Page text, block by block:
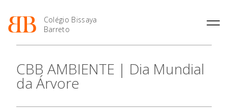
Colégio Bissaya
Barreto
Projeto Educativo
Organização
Enriquecimento Curricular
Oferta Curricular
Profissionais
Matrículas
2027
Calendários
CBB AMBIENTE | Dia Mundial
da Árvore